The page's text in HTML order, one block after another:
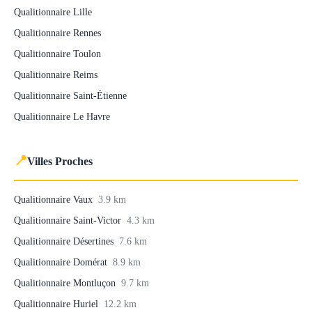
Qualitionnaire Lille
Qualitionnaire Rennes
Qualitionnaire Toulon
Qualitionnaire Reims
Qualitionnaire Saint-Étienne
Qualitionnaire Le Havre
📍Villes Proches
Qualitionnaire Vaux 3.9 km
Qualitionnaire Saint-Victor 4.3 km
Qualitionnaire Désertines 7.6 km
Qualitionnaire Domérat 8.9 km
Qualitionnaire Montluçon 9.7 km
Qualitionnaire Huriel 12.2 km